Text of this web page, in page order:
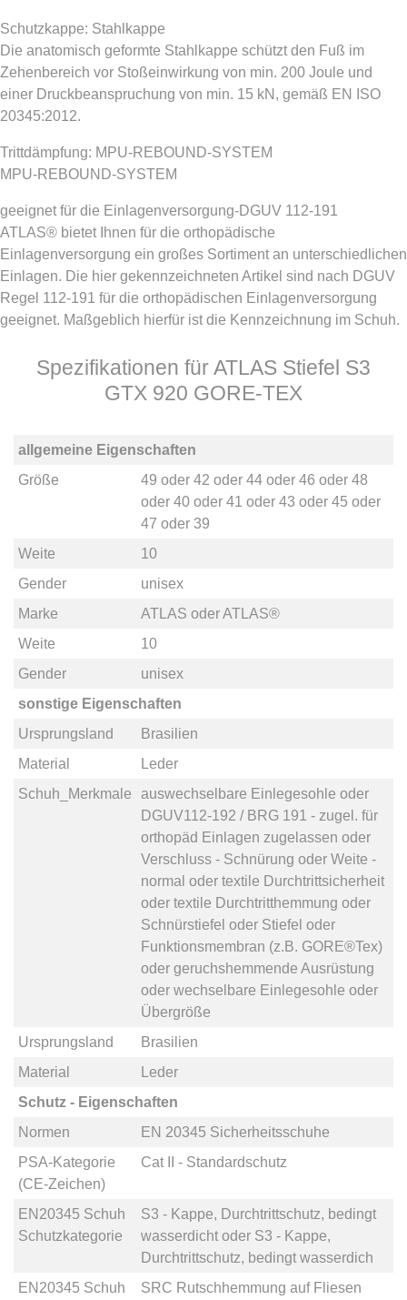
Schutzkappe: Stahlkappe
Die anatomisch geformte Stahlkappe schützt den Fuß im
Zehenbereich vor Stoßeinwirkung von min. 200 Joule und
einer Druckbeanspruchung von min. 15 kN, gemäß EN ISO
20345:2012.
Trittdämpfung: MPU-REBOUND-SYSTEM
MPU-REBOUND-SYSTEM
geeignet für die Einlagenversorgung-DGUV 112-191
ATLAS® bietet Ihnen für die orthopädische
Einlagenversorgung ein großes Sortiment an unterschiedlichen
Einlagen. Die hier gekennzeichneten Artikel sind nach DGUV
Regel 112-191 für die orthopädischen Einlagenversorgung
geeignet. Maßgeblich hierfür ist die Kennzeichnung im Schuh.
Spezifikationen für ATLAS Stiefel S3
GTX 920 GORE-TEX
allgemeine Eigenschaften
Größe
49 oder 42 oder 44oder 46 oder 48
oder 40oder 41 oder 43 oder 45 oder
47 oder 39
Weite
10
Gender
unisex
Marke
ATLAS oderATLAS®
Weite
10
Gender
unisex
sonstige Eigenschaften
Ursprungsland
Brasilien
Material
Leder
Schuh_Merkmale
auswechselbare Einlegesohle oder
DGUV112-192 / BRG 191 - zugel. für
orthopäd Einlagen zugelassen oder
Verschluss - Schnürung oder Weite -
normal oder textile Durchtrittsicherheit
oder textile Durchtritthemmung oder
Schnürstiefel oder Stiefel oder
Funktionsmembran (z.B. GORE®Tex)
oder geruchshemmende Ausrüstung
oder wechselbare Einlegesohle oder
Übergröße
Ursprungsland
Brasilien
Material
Leder
Schutz - Eigenschaften
Normen
EN 20345 Sicherheitsschuhe
PSA-Kategorie
(CE-Zeichen)
Cat II - Standardschutz
EN20345 Schuh
Schutzkategorie
S3 - Kappe, Durchtrittschutz, bedingt
wasserdichtoder S3 - Kappe,
Durchtrittschutz, bedingt wasserdich
EN20345 Schuh
SRC Rutschhemmung auf Fliesen